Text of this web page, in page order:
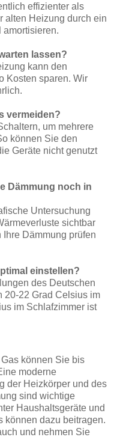
effizienter als
alten Heizung durch ein
amortisieren.
lassen?
kann den
Kosten sparen. Wir
vermeiden?
um mehrere
können Sie den
Geräte nicht genutzt
Dämmung noch in
Untersuchung
sichtbar
Dämmung prüfen
einstellen?
des Deutschen
20-22 Grad Celsius im
im Schlafzimmer ist
können Sie bis
moderne
der Heizkörper und des
sind wichtige
Haushaltsgeräte und
können dazu beitragen.
und nehmen Sie